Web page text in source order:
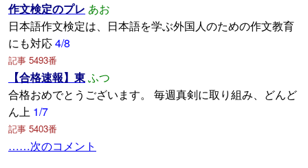
作文検定のプレ あお
日本語作文検定は、日本語を学ぶ外国人のための作文教育
にも対応4/8
記事 5493番
【合格速報】東ふつ
合格おめでとうございます。 毎週真剣に取り組み、どんど
ん上 1/7
記事 5403番
……次のコメント